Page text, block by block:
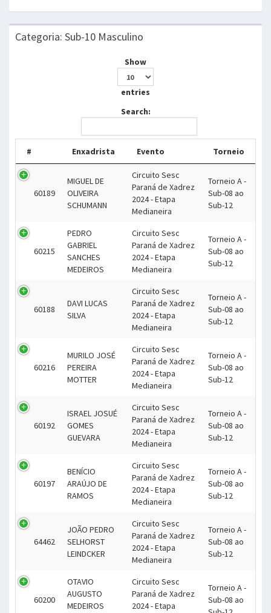
Categoria: Sub-10 Masculino
Show
entries
Search:
# Enxadrista Evento Torneio
60189
MIGUEL DE
OLIVEIRA
SCHUMANN
Circuito Sesc
Paraná de Xadrez
2024 - Etapa
Medianeira
Torneio A -
Sub-08 ao
Sub-12
60215
PEDRO
GABRIEL
SANCHES
MEDEIROS
Circuito Sesc
Paraná de Xadrez
2024 - Etapa
Medianeira
Torneio A -
Sub-08 ao
Sub-12
60188
DAVI LUCAS
SILVA
Circuito Sesc
Paraná de Xadrez
2024 - Etapa
Medianeira
Torneio A -
Sub-08 ao
Sub-12
60216
MURILO JOSÉ
PEREIRA
MOTTER
Circuito Sesc
Paraná de Xadrez
2024 - Etapa
Medianeira
Torneio A -
Sub-08 ao
Sub-12
60192
ISRAEL JOSUÉ
GOMES
GUEVARA
Circuito Sesc
Paraná de Xadrez
2024 - Etapa
Medianeira
Torneio A -
Sub-08 ao
Sub-12
60197
BENÍCIO
ARAÚJO DE
RAMOS
Circuito Sesc
Paraná de Xadrez
2024 - Etapa
Medianeira
Torneio A -
Sub-08 ao
Sub-12
64462
JOÃO PEDRO
SELHORST
LEINDCKER
Circuito Sesc
Paraná de Xadrez
2024 - Etapa
Medianeira
Torneio A -
Sub-08 ao
Sub-12
60200
OTAVIO
AUGUSTO
MEDEIROS
Circuito Sesc
Paraná de Xadrez
2024 - Etapa
Torneio A -
Sub-08 ao